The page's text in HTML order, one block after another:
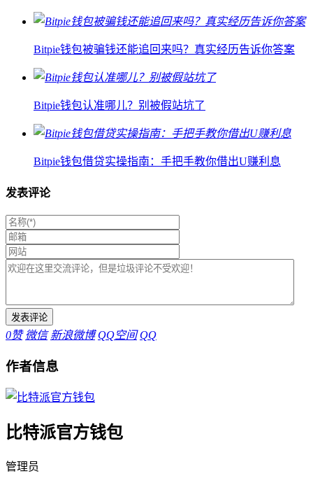
Bitpie钱包被骗钱还能追回来吗？真实经历告诉你答案
Bitpie钱包认准哪儿？别被假站坑了
Bitpie钱包借贷实操指南：手把手教你借出U赚利息
发表评论
0赞 微信 新浪微博 QQ空间 QQ
作者信息
比特派官方钱包
管理员